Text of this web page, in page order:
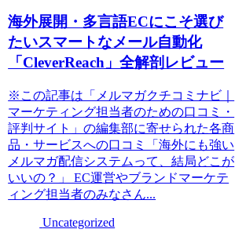
海外展開・多言語ECにこそ選び
たいスマートなメール自動化
「CleverReach」全解剖レビュー
※この記事は「メルマガクチコミナビ｜
マーケティング担当者のための口コミ・
評判サイト」の編集部に寄せられた各商
品・サービスへの口コミ「海外にも強い
メルマガ配信システムって、結局どこが
いいの？」 EC運営やブランドマーケテ
ィング担当者のみなさん...
Uncategorized